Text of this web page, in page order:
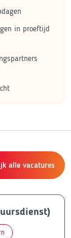
in proeftijd
alle vacatures